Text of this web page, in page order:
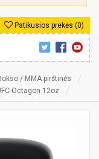
Patikusios prekės (0)
/ MMA pirštinės
Octagon 12oz